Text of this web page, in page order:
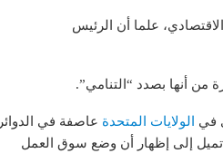
علما أن الرئيس
أنها بصدد “التنامي”.
في الولايات المتحدة عاصفة في الدوائر
تميل إلى إظهار أن وضع سوق العمل